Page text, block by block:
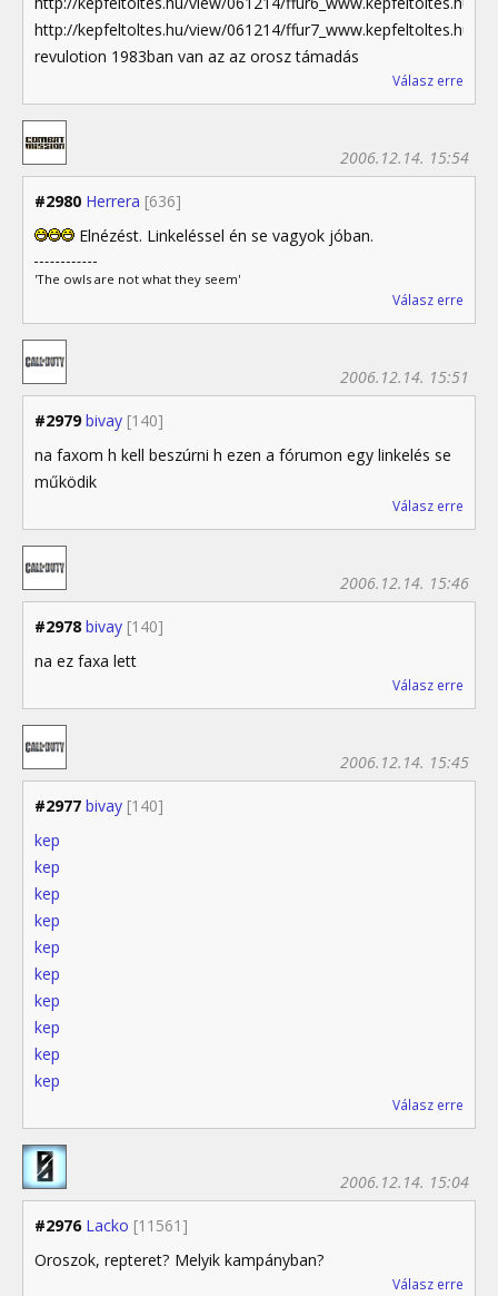
http://kepfeltoltes.hu/view/061214/
revulotion 1983ban van az az orosz támadás
Válasz erre
#2980 Herrera [636]
2006.12.14. 15:54
Elnézést. Linkeléssel én se vagyok jóban.
'The owls are not what they seem'
Válasz erre
#2979 bivay [140]
2006.12.14. 15:51
na faxom h kell beszúrni h ezen a fórumon egy linkelés se
működik
Válasz erre
#2978 bivay [140]
2006.12.14. 15:46
na ez faxa lett
Válasz erre
#2977 bivay [140]
2006.12.14. 15:45
kep
kep
kep
kep
kep
kep
kep
kep
kep
kep
Válasz erre
#2976 Lacko [11561]
2006.12.14. 15:04
Oroszok, repteret? Melyik kampányban?
Válasz erre